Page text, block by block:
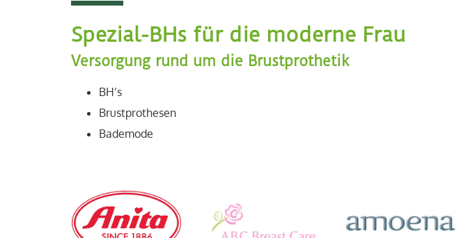
Spezial-BHs für die moderne Frau
Versorgung rund um die Brustprothetik
BH’s
Brustprothesen
Bademode